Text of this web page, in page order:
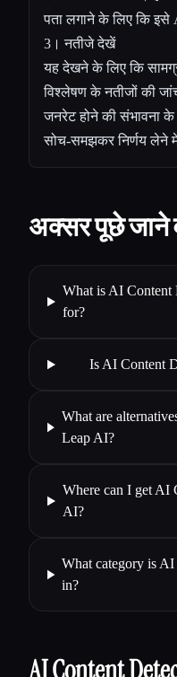
पता लगाने के लिए कि इसे
3। नतीजे देखें
यह देखने के लिए कि
विश्लेषण के नतीजों की
जनरेट होने की संभावना के
सोच-समझकर निर्णय लेने
अक्सर पूछे जाने
What is AI Content
for?
Is AI Content
What are
Leap AI?
Where can I get AI
AI?
What category is
in?